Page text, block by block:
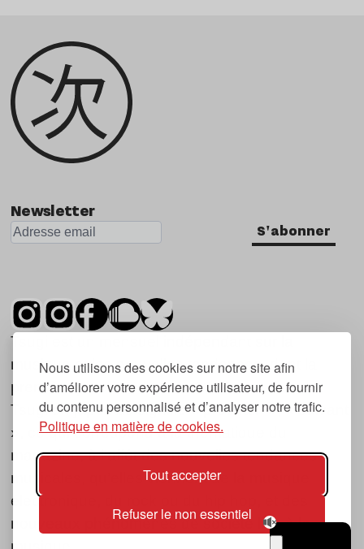
Nous utilisons des cookies sur notre site afin
d’améliorer votre expérience utilisateur, de fournir
du contenu personnalisé et d’analyser notre trafic.
Politique en matière de cookies.
Tout accepter
Refuser le non essentiel
Newsletter
S'abonner
Tsugi est un mensuel indépendant sur la
musique et les nouvelles tendances, dont la
première parution date de 2007.
Tsugi en japonais signifie « prochain », « suivant
», ce qui correspond à la thématique du
magazine, à l’affût des nouvelles tendances
musicales, qu’elles viennent de la musique
électronique, du rock ou du hip hop, et des
nouveaux phénomènes de société liés à la